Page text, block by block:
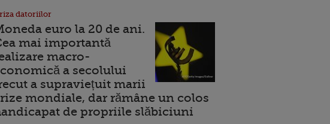
datoriilor
euro la 20 de ani.
mai importantă
macro-
a secolului
a supraviețuit marii
mondiale, dar rămâne un colos
de propriile slăbiciuni